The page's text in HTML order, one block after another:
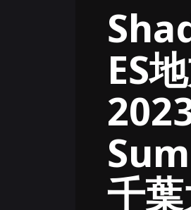
ES
千